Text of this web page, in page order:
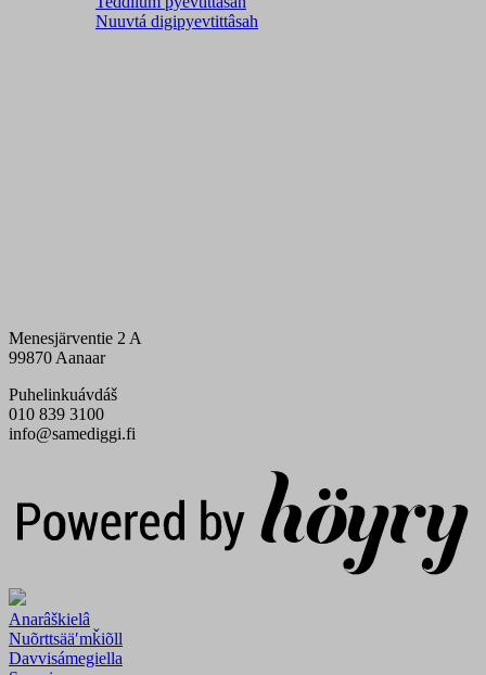
Nuuvtá digipyevtittâsah
Menesjärventie 2 A
99870 Aanaar
Puhelinkuávdáš
010 839 3100
info@samediggi.fi
Anarâškielâ
Nuõrttsääʹmǩiõll
Davvisámegiella